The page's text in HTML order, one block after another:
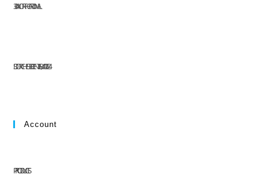
304 NORTH CARDINAL
ST. DORCHESTER CENTER, MA 02124
Account
PRODUCTS